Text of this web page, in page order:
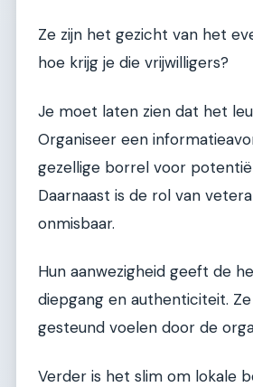
Ze zijn het gezicht van het
hoe krijg je die vrijwilligers?
Je moet laten zien dat het
Organiseer een
gezellige borrel voor
Daarnaast is de rol van
onmisbaar.
Hun aanwezigheid geeft de
diepgang en authenticiteit.
gesteund voelen door de
Verder is het slim om lokale